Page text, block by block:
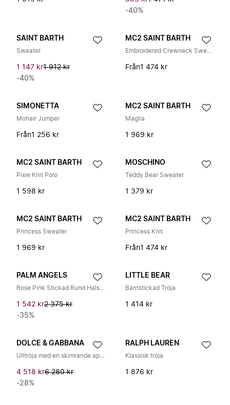
-40%
SAINT BARTH
Sweater
1 147 kr1 912 kr
-40%
MC2 SAINT BARTH
Embroidered Crewneck Sweater
Från1 474 kr
SIMONETTA
Mohair Jumper
Från1 256 kr
MC2 SAINT BARTH
Maglia
1 969 kr
MC2 SAINT BARTH
Pixie Knit Polo
1 598 kr
MOSCHINO
Teddy Bear Sweater
1 379 kr
MC2 SAINT BARTH
Princess Sweater
1 969 kr
MC2 SAINT BARTH
Princess Knit
Från1 474 kr
PALM ANGELS
Rose Pink Stickad Rund Hals Tröja
1 542 kr2 375 kr
-35%
LITTLE BEAR
Barnstickad Tröja
1 414 kr
DOLCE & GABBANA
Ulltröja med en skimrande applikation
4 518 kr6 280 kr
-28%
RALPH LAUREN
Klassisk tröja
1 876 kr